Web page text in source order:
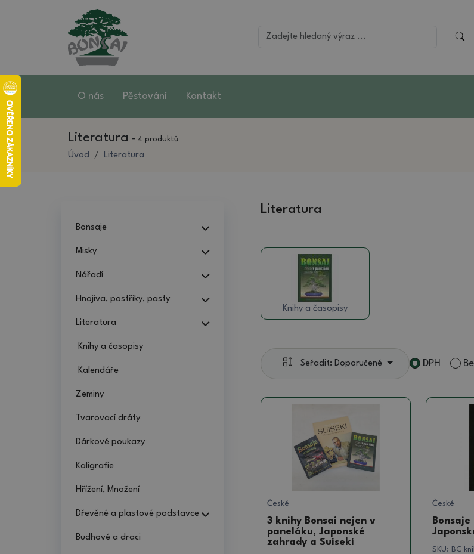
O nás Pěstování Kontakt
Literatura - 4 produktů
Úvod Literatura
Bonsaje
Misky
Nářadí
Hnojiva, postřiky, pasty
Literatura
Knihy a časopisy
Kalendáře
Zeminy
Tvarovací dráty
Dárkové poukazy
Kaligrafie
Hřížení, Množení
Dřevěné a plastové podstavce
Budhové a draci
Literatura
Knihy a časopisy
Seřadit: Doporučené DPH
České
3 knihy Bonsai nejen v
paneláku, Japonské
zahrady a Suiseki
České
SKU: BC